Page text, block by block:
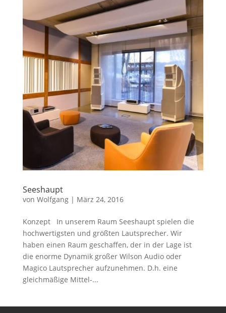
Seeshaupt
von Wolfgang| März 24, 2016
Konzept In unserem Raum Seeshaupt spielen die
hochwertigsten und größten Lautsprecher. Wir
haben einen Raum geschaffen, der in der Lage ist
die enorme Dynamik großer Wilson Audio oder
Magico Lautsprecher aufzunehmen. D.h. eine
gleichmäßige Mittel-...